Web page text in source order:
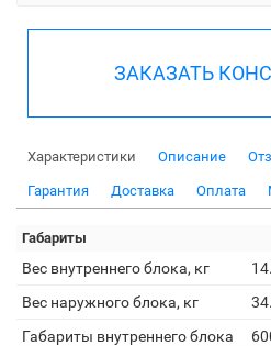
ЗАКАЗАТЬ
Характеристики Описание
Гарантия Доставка Оплата
Габариты
Вес внутреннего блока, кг
Вес наружного блока, кг
Габариты внутреннего блока